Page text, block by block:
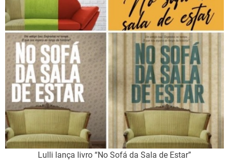
Lulli lança livro “No Sofá da Sala de Estar”